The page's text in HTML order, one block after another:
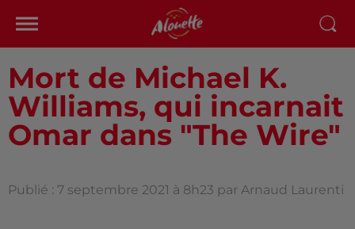
Mort de Michael K.
Williams, qui incarnait
Omar dans "The Wire"
Publié : 7 septembre 2021 à 8h23 par Arnaud Laurenti